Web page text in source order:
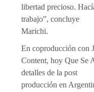
libertad precioso.
trabajo”, concluye
Marichi.
En coproducción con
Content, hoy Que Se
detalles de la post
producción en